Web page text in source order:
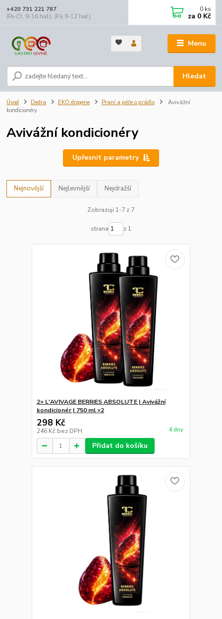
Menu
Hledat
+420 731 221 787
(Po-Čt, 9-16 hod.), (Pá 9-12 hod.)
0 ks
za 0 Kč
Úvod Dedra EKO drogerie Praní a péče o prádlo
Avivážní
kondicionéry
Avivážní kondicionéry
Upřesnit parametry
Nejnovější Nejlevnější Nejdražší
Zobrazuji 1-7 z 7
strana z 1
2× L'AVIVAGE BERRIES ABSOLUTE | Avivážní
kondicionér | 750 ml ×2
298 Kč
246 Kč bez DPH 4 dny
Přidat do košíku